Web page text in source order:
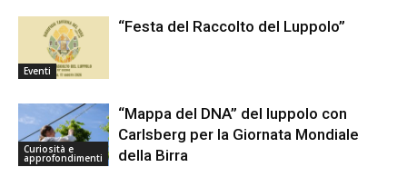
Eventi
“Festa del Raccolto del Luppolo”
Curiosità e
approfondimenti
“Mappa del DNA” del luppolo con
Carlsberg per la Giornata Mondiale
della Birra